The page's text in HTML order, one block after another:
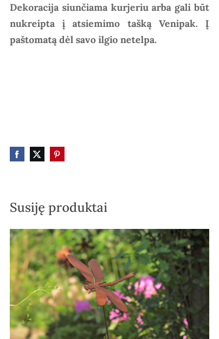
Dekoracija siunčiama kurjeriu arba gali būt
nukreipta į atsiemimo tašką Venipak. Į
paštomatą dėl savo ilgio netelpa.
Susiję produktai